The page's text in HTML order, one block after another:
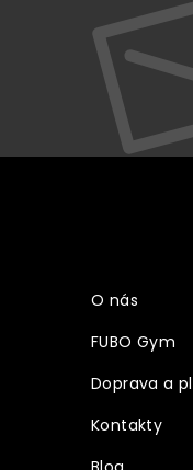
Z
O nás
FUBO Gym
Doprava a
Kontakty